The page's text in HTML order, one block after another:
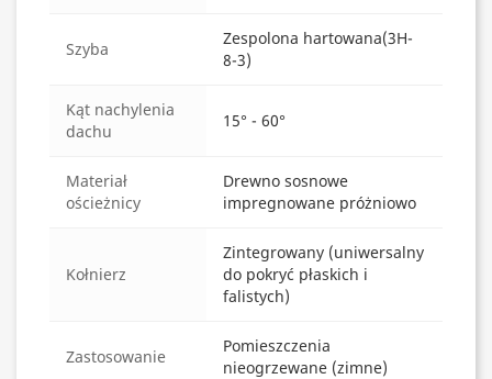
Szyba
Zespolona hartowana(3H-
8-3)
Kąt nachylenia
dachu
15° - 60°
Materiał
ościeżnicy
Drewno sosnowe
impregnowane próżniowo
Kołnierz
Zintegrowany (uniwersalny
do pokryć płaskich i
falistych)
Zastosowanie
Pomieszczenia
nieogrzewane (zimne)